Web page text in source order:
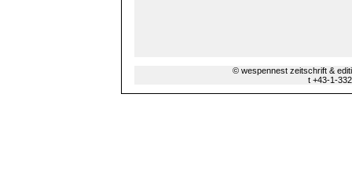
© wespennest zeitschrift &
t +43-1-